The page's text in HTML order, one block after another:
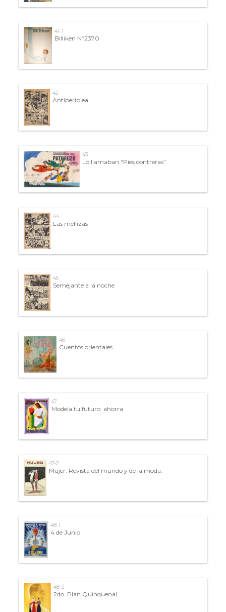
41-1
Billiken Nº2370
42
Antiperiplea
43
Lo llamaban “Pies contreras”
44
Las mellizas
45
Semejante a la noche
46
Cuentos orientales
47
Modela tu futuro: ahorra
47-2
Mujer. Revista del mundo y de la moda.
48-1
4 de Junio
48-2
2do. Plan Quinquenal